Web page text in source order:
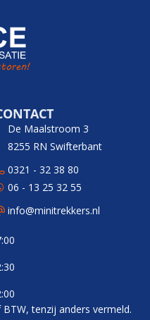
De Maalstroom 3
8255 RN Swifterbant
0321 - 32 38 80
06 - 13 25 32 55
info@minitrekkers.nl
tenzij anders vermeld.